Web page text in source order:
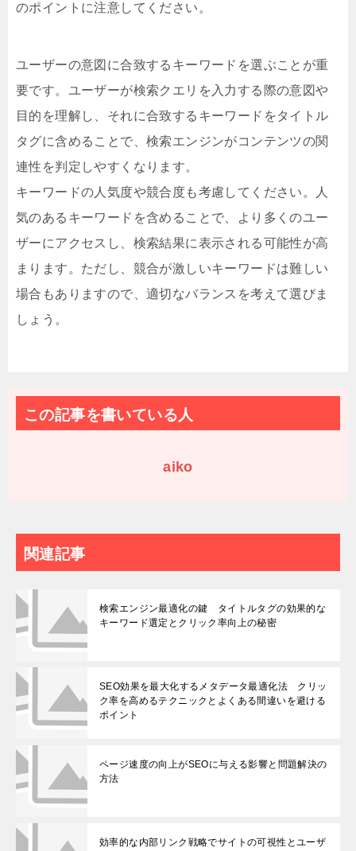
のポイントに注意してください。
ユーザーの意図に合致するキーワードを選ぶことが重
要です。ユーザーが検索クエリを入力する際の意図や
目的を理解し、それに合致するキーワードをタイトル
タグに含めることで、検索エンジンがコンテンツの関
連性を判定しやすくなります。
キーワードの人気度や競合度も考慮してください。人
気のあるキーワードを含めることで、より多くのユー
ザーにアクセスし、検索結果に表示される可能性が高
まります。ただし、競合が激しいキーワードは難しい
場合もありますので、適切なバランスを考えて選びま
しょう。
この記事を書いている人
aiko
関連記事
検索エンジン最適化の鍵 タイトルタグの効果的な
キーワード選定とクリック率向上の秘密
SEO効果を最大化するメタデータ最適化法 クリッ
ク率を高めるテクニックとよくある間違いを避ける
ポイント
ページ速度の向上がSEOに与える影響と問題解決の
方法
効率的な内部リンク戦略でサイトの可視性とユーザ